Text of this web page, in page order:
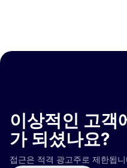
이상적인 고객
가 되셨나요?
접근은 적격 광고주로 제한됩니